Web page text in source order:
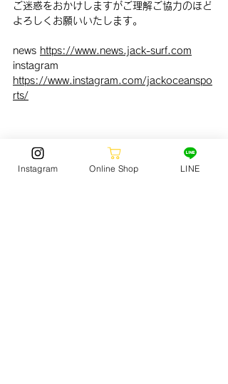
ご迷惑をおかけしますがご理解ご協力のほど
よろしくお願いいたします。
news https://www.news.jack-surf.com
instagram
https://www.instagram.com/jackoceanspo
rts/
Instagram Online Shop LINE